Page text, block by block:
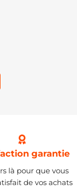
garantie
là pour que vous
de vos achats